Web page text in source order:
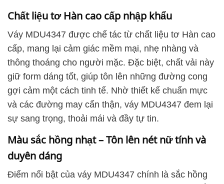
Chất liệu tơ Hàn cao cấp nhập khẩu
Váy MDU4347 được chế tác từ chất liệu tơ Hàn cao
cấp, mang lại cảm giác mềm mại, nhẹ nhàng và
thông thoáng cho người mặc. Đặc biệt, chất vải này
giữ form dáng tốt, giúp tôn lên những đường cong
gợi cảm một cách tinh tế. Nhờ thiết kế chuẩn mực
và các đường may cẩn thận, váy MDU4347 đem lại
sự sang trọng, thoải mái và đầy tự tin.
Màu sắc hồng nhạt – Tôn lên nét nữ tính và
duyên dáng
Điểm nổi bật của váy MDU4347 chính là sắc hồng